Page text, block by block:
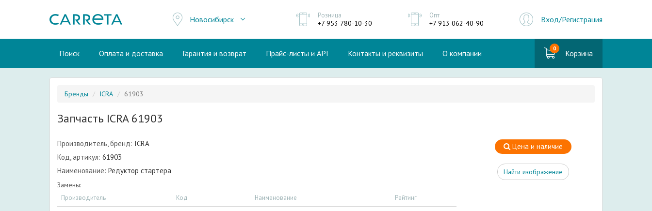
Новосибирск Розница
+7 953 780-10-30
Опт
+7 913 062-40-90 Вход/Регистрация
Поиск Оплата и доставка Гарантия и возврат Прайс-листы и API Контакты и реквизиты О компании 0 Корзина
Бренды ICRA 61903
Запчасть ICRA 61903
Производитель, бренд: ICRA
Код, артикул: 61903
Наименование: Редуктор стартера
Замены:
Производитель Код Наименование Рейтинг
Цена и наличие
Найти изображение